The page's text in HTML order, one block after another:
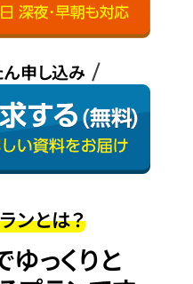
申し込み
ンとは？
っくりと